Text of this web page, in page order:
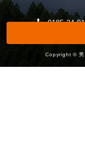
0185-24-
Copyright © 男